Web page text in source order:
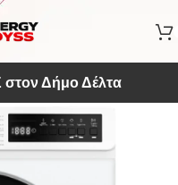
Δήμο Δέλτα